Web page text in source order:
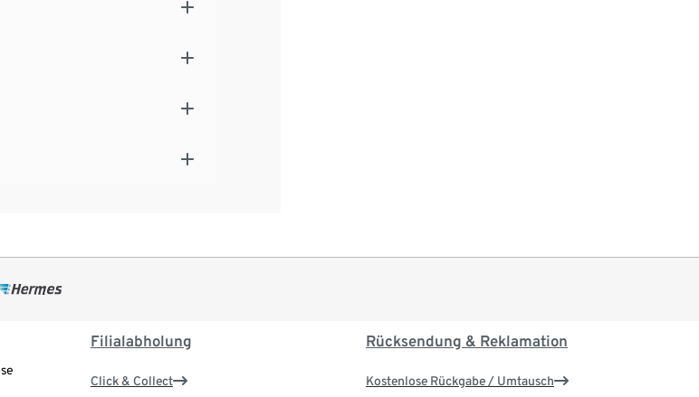
Filialabholung
Click & Collect
Rücksendung & Reklamation
Kostenlose Rückgabe / Umtausch